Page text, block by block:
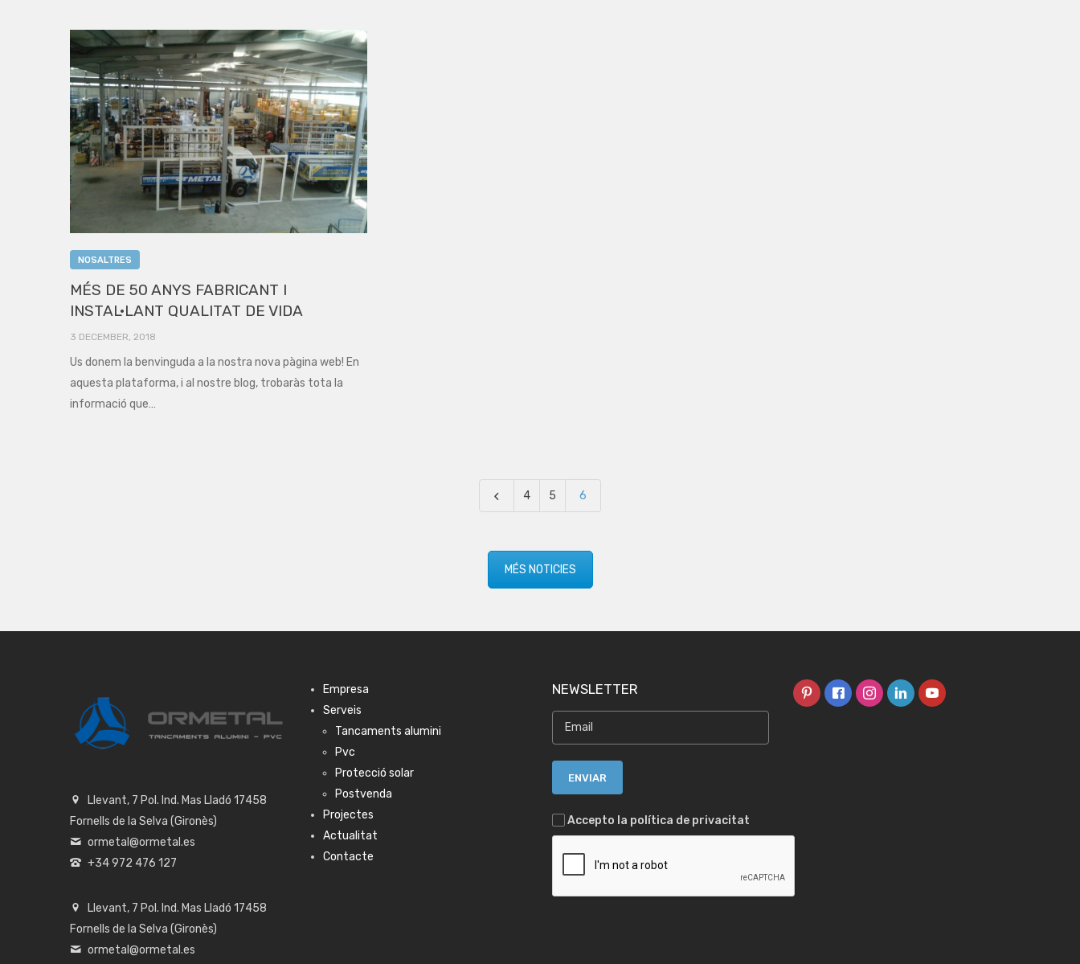
NOSALTRES
MÉS DE 50 ANYS FABRICANT I
INSTAL·LANT QUALITAT DE VIDA
3 DECEMBER, 2018
Us donem la benvinguda a la nostra nova pàgina web! En
aquesta plataforma, i al nostre blog, trobaràs tota la
informació que…
4 5 6
MÉS NOTICIES
Llevant, 7 Pol. Ind. Mas Lladó 17458
Fornells de la Selva (Gironès)
ormetal@ormetal.es
+34 972 476 127
Llevant, 7 Pol. Ind. Mas Lladó 17458
Fornells de la Selva (Gironès)
ormetal@ormetal.es
Empresa
Serveis
Tancaments alumini
Pvc
Protecció solar
Postvenda
Projectes
Actualitat
Contacte
NEWSLETTER
Accepto la política de privacitat